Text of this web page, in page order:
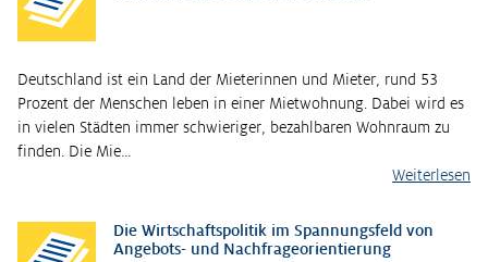
Deutschland ist ein Land der Mieterinnen und Mieter, rund 53
Prozent der Menschen leben in einer Mietwohnung. Dabei wird es
in vielen Städten immer schwieriger, bezahlbaren Wohnraum zu
finden. Die Mie…
Weiterlesen
Die Wirtschaftspolitik im Spannungsfeld von
Angebots- und Nachfrageorientierung